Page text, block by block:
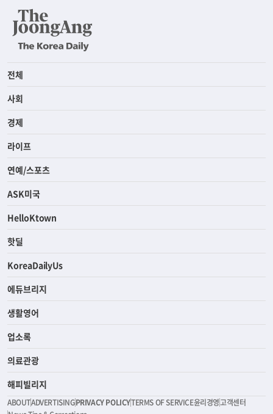
전체
사회
경제
라이프
연예/스포츠
ASK미국
HelloKtown
핫딜
KoreaDailyUs
에듀브리지
생활영어
업소록
의료관광
해피빌리지
ABOUTADVERTISINGPRIVACY POLICYTERMS OF SERVICE윤리경영고객센터